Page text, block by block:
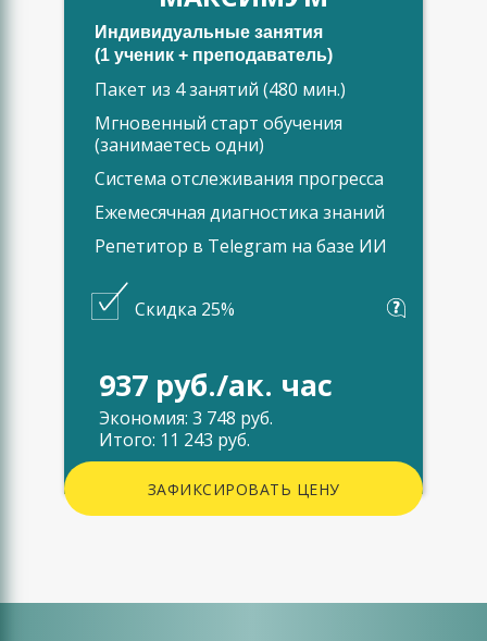
Индивидуальные занятия
(1 ученик + преподаватель)
Пакет из 4 занятий (480 мин.)
Мгновенный старт обучения
(занимаетесь одни)
Система отслеживания прогресса
Ежемесячная диагностика знаний
Репетитор в Telegram на базе ИИ
Скидка 25%
937 руб./ак. час
Экономия: 3 748 руб.
Итого: 11 243 руб.
ЗАФИКСИРОВАТЬ ЦЕНУ